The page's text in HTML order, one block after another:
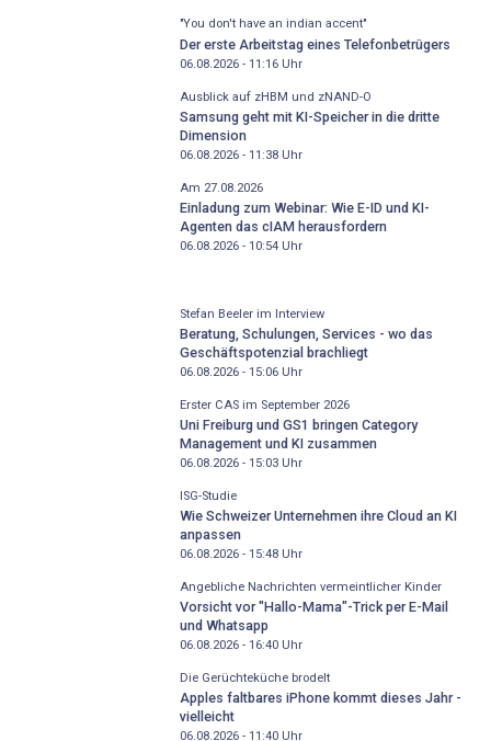
"You don't have an indian accent"
Der erste Arbeitstag eines Telefonbetrügers
06.08.2026 - 11:16Uhr
Ausblick auf zHBM und zNAND-O
Samsung geht mit KI-Speicher in die dritte
Dimension
06.08.2026 - 11:38Uhr
Am 27.08.2026
Einladung zum Webinar: Wie E-ID und KI-
Agenten das cIAM herausfordern
06.08.2026 - 10:54Uhr
Stefan Beeler im Interview
Beratung, Schulungen, Services - wo das
Geschäftspotenzial brachliegt
06.08.2026 - 15:06Uhr
Erster CAS im September 2026
Uni Freiburg und GS1 bringen Category
Management und KI zusammen
06.08.2026 - 15:03Uhr
ISG-Studie
Wie Schweizer Unternehmen ihre Cloud an KI
anpassen
06.08.2026 - 15:48Uhr
Angebliche Nachrichten vermeintlicher Kinder
Vorsicht vor "Hallo-Mama"-Trick per E-Mail
und Whatsapp
06.08.2026 - 16:40Uhr
Die Gerüchteküche brodelt
Apples faltbares iPhone kommt dieses Jahr -
vielleicht
06.08.2026 - 11:40Uhr